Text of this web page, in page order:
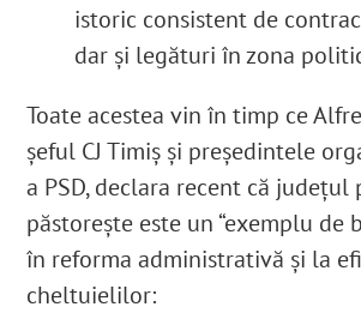
istoric consistent de
dar și legături în zona
Toate acestea vin în timp ce
șeful CJ Timiș și președintele
a PSD, declara recent că județul
păstorește este un “exemplu de
în reforma administrativă și la
cheltuielilor: